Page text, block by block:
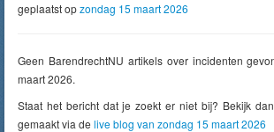
geplaatst opzondag 15 maart 2026
Geen BarendrechtNU artikels over incidenten
maart 2026.
Staat het bericht dat je zoekt er niet bij? Bekijk
gemaakt via de live blog van zondag 15 maart 2026